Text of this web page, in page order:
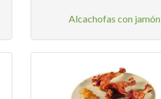
Alcachofas con jamón